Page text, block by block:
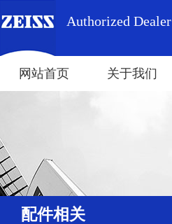
Authorized Dealer
网站首页 关于我们
配件相关